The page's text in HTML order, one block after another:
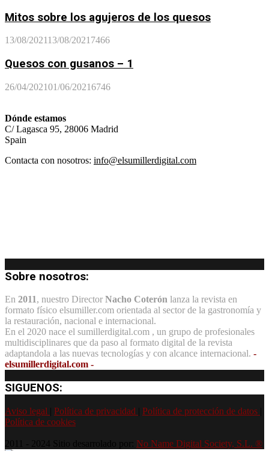
Mitos sobre los agujeros de los quesos
13/08/202113/08/20217466
Quesos con gusanos – 1
26/04/202101/06/20216746
Dónde estamos
C/ Lagasca 95, 28006 Madrid
Spain
Contacta con nosotros: info@elsumillerdigital.com
Sobre nosotros:
En 2011, nuestro Director Nacho Coterón lanza la revista en
formato físico elsumiller.com orientada al sector de la gastronomía y
la restauración, nacional e internacional.
En el 2020 nace el sumillerdigital.com , un grupo de profesionales
multidisciplinares que da paso al formato digital de la revista
adaptandola a las nuevas tecnologías y con alcance internacional. -
elsumillerdigital.com -
SIGUENOS:
Aviso legal Política de privacidad Política de protección de datos
Política de cookies
2011 - 2024 Sitio desarrolado por: No Name Digital Society, S.L. ®